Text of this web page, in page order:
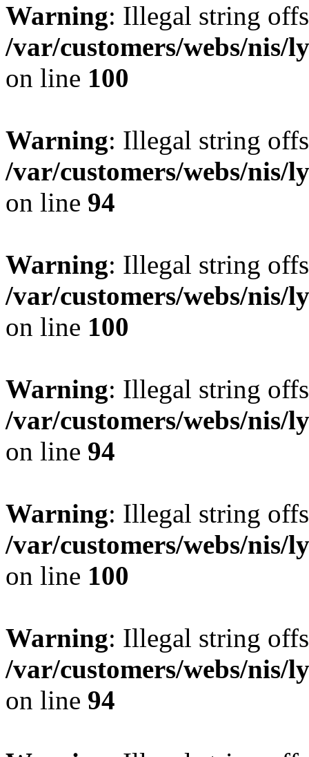
Warning: Illegal string
/var/customers/webs/
on line 100
Warning: Illegal string
/var/customers/webs/
on line 94
Warning: Illegal string
/var/customers/webs/
on line 100
Warning: Illegal string
/var/customers/webs/
on line 94
Warning: Illegal string
/var/customers/webs/
on line 100
Warning: Illegal string
/var/customers/webs/
on line 94